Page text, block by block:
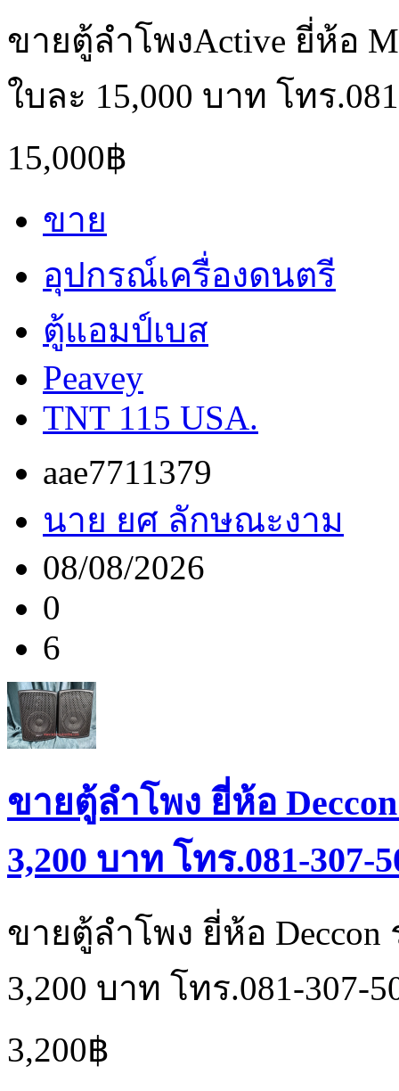
ขายตู้ลำโพงActive ยี่ห้อ
ใบละ 15,000 บาท โทร
15,000฿
ขาย
อุปกรณ์เครื่องดนตรี
ตู้แอมป์เบส
Peavey
TNT 115 USA.
aae7711379
นาย ยศ ลักษณะงาม
08/08/2026
0
6
ขายตู้ลำโพง ยี่ห้อ
3,200 บาท โทร.081-307-
ขายตู้ลำโพง ยี่ห้อ
3,200 บาท โทร.081-307-
3,200฿